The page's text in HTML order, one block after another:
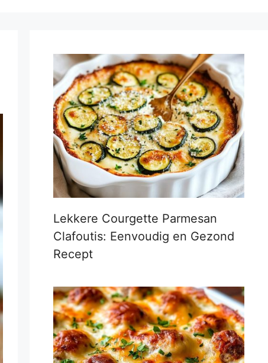
Lekkere Courgette Parmesan
Clafoutis: Eenvoudig en Gezond
Recept